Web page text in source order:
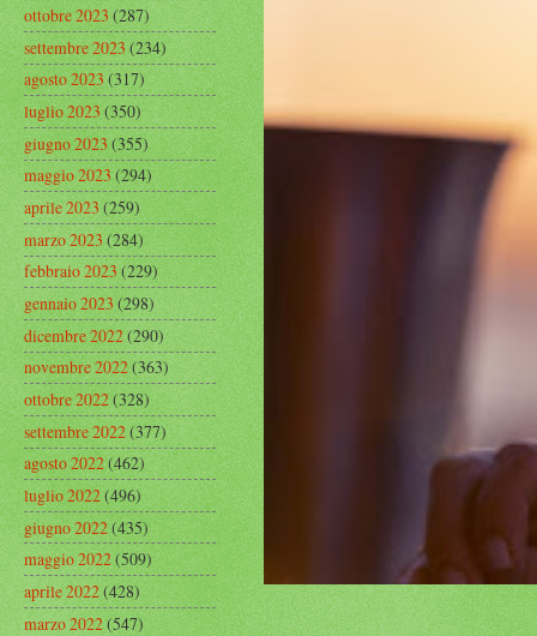
ottobre 2023(287)
settembre 2023(234)
agosto 2023(317)
luglio 2023(350)
giugno 2023(355)
maggio 2023(294)
aprile 2023(259)
marzo 2023(284)
febbraio 2023(229)
gennaio 2023(298)
dicembre 2022(290)
novembre 2022(363)
ottobre 2022(328)
settembre 2022(377)
agosto 2022(462)
luglio 2022(496)
giugno 2022(435)
maggio 2022(509)
aprile 2022(428)
marzo 2022(547)